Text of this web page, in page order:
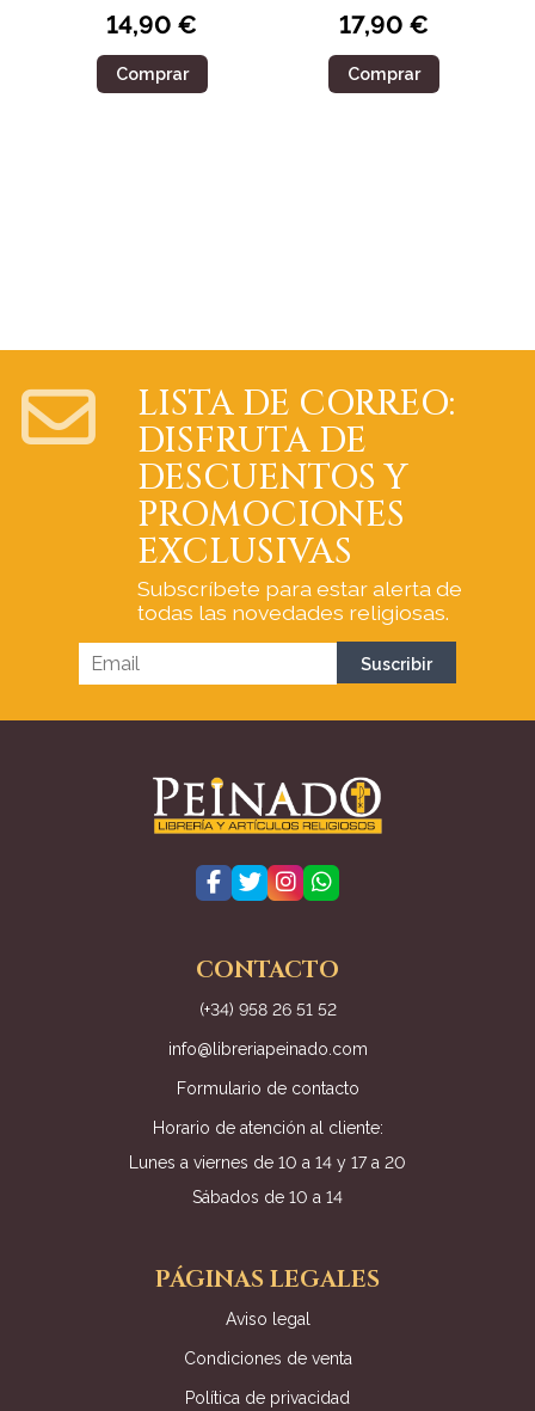
14,90 €
Comprar
17,90 €
Comprar
LISTA DE CORREO:
DISFRUTA DE
DESCUENTOS Y
PROMOCIONES
EXCLUSIVAS
Subscríbete para estar alerta de
todas las novedades religiosas.
CONTACTO
(+34) 958 26 51 52
info@libreriapeinado.com
Formulario de contacto
Horario de atención al cliente:
Lunes a viernes de 10 a 14 y 17 a 20
Sábados de 10 a 14
PÁGINAS LEGALES
Aviso legal
Condiciones de venta
Política de privacidad